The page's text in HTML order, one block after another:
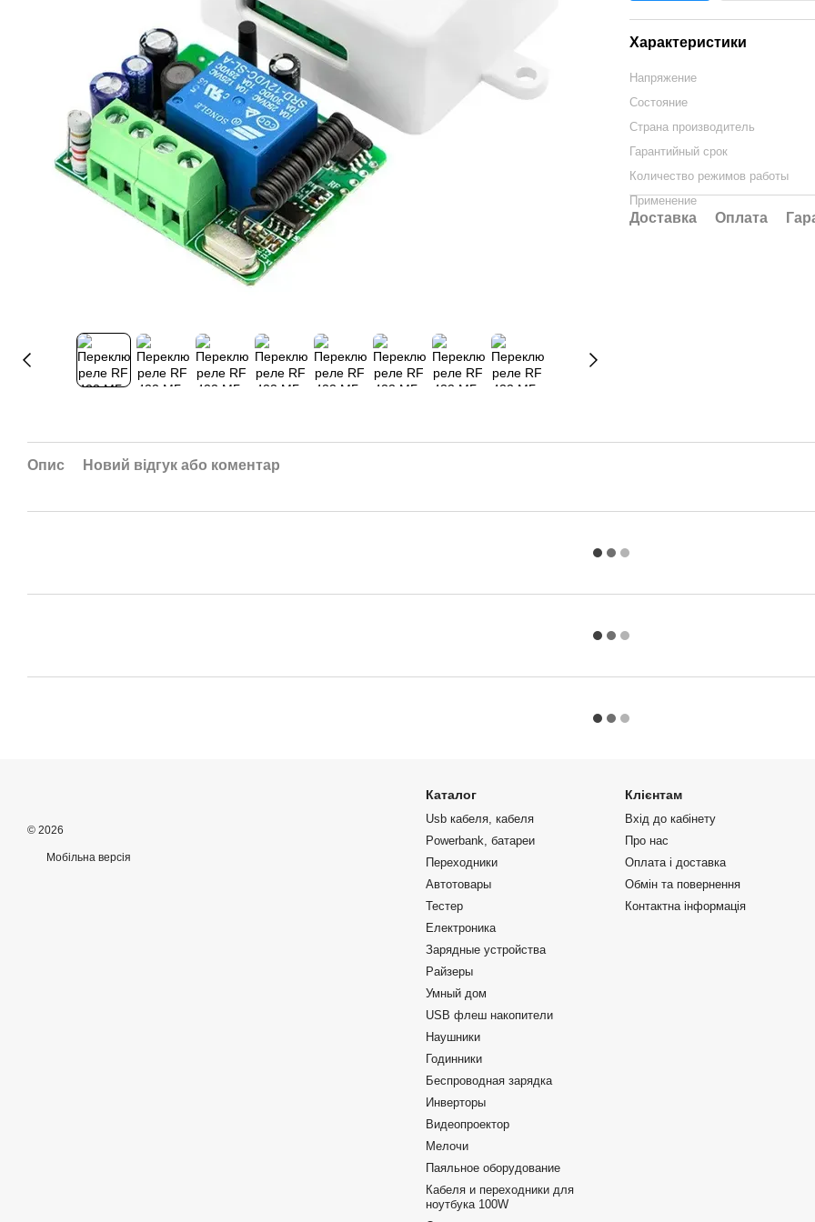
Характеристики
Напряжение
Состояние
Страна производитель
Гарантийный срок
Количество режимов работы
Применение
Доставка Оплата
Опис Новий відгук або коментар
© 2026
Мобільна версія
Каталог
Usb кабеля, кабеля
Powerbank, батареи
Переходники
Автотовары
Тестер
Електроника
Зарядные устройства
Райзеры
Умный дом
USB флеш накопители
Наушники
Годинники
Беспроводная зарядка
Инверторы
Видеопроектор
Мелочи
Паяльное оборудование
Кабеля и переходники для
ноутбука 100W
Клієнтам
Вхід до кабінету
Про нас
Оплата і доставка
Обмін та повернення
Контактна інформація